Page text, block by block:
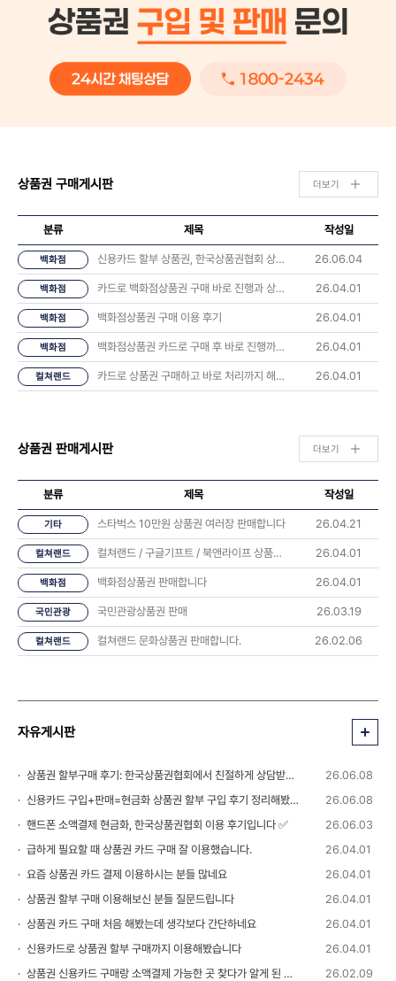
상품권 구매게시판 더보기
분류 제목 작성일
백화점 신용카드 할부 상품권, 한국상품권협회 상담 후기 나눠요 💬 26.06.04
백화점 카드로 백화점상품권 구매 바로 진행과 상품권 오는시간 너무 좋았습니다. 26.04.01
백화점 백화점상품권 구매 이용 후기 26.04.01
백화점 백화점상품권 카드로 구매 후 바로 진행까지 해봤습니다 26.04.01
컬쳐랜드 카드로 상품권 구매하고 바로 처리까지 해봤습니다 후기 26.04.01
상품권 판매게시판 더보기
분류 제목 작성일
기타 스타벅스 10만원 상품권 여러장 판매합니다 26.04.21
컬쳐랜드 컬쳐랜드 / 구글기프트 / 북앤라이프 상품권 판매합니다 26.04.01
백화점 백화점상품권 판매합니다 26.04.01
국민관광 국민관광상품권 판매 26.03.19
컬쳐랜드 컬쳐랜드 문화상품권 판매합니다. 26.02.06
자유게시판
상품권 할부구매 후기: 한국상품권협회에서 친절하게 상담받았습니다 💬
26.06.08
신용카드 구입+판매=현금화 상품권 할부 구입 후기 정리해봤습니다
26.06.08
핸드폰 소액결제 현금화, 한국상품권협회 이용 후기입니다 ✅
26.06.03
급하게 필요할 때 상품권 카드 구매 잘 이용했습니다.
26.04.01
요즘 상품권 카드 결제 이용하시는 분들 많네요
26.04.01
상품권 할부 구매 이용해보신 분들 질문드립니다
26.04.01
상품권 카드 구매 처음 해봤는데 생각보다 간단하네요
26.04.01
신용카드로 상품권 할부 구매까지 이용해봤습니다
26.04.01
상품권 신용카드 구매랑 소액결제 가능한 곳 찾다가 알게 된 정보
26.02.09